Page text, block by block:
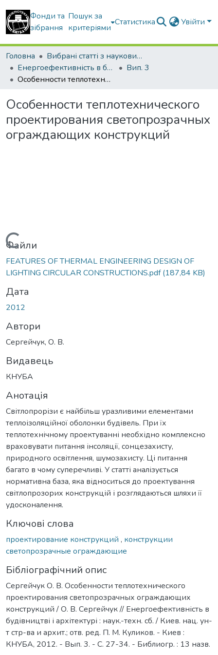
Фонди та
зібрання
Пошук за
критеріями
Статистика Увійти
Головна
Вибрані статті з наукових збірників КНУБА
Енергоефективність в будівництві та архітектурі
Вип. 3
Особенности теплотехнического проектирования светопрозрачных ограждающих конструкций
Особенности теплотехнического
проектирования светопрозрачных
ограждающих конструкций
Вантажиться...
Файли
FEATURES OF THERMAL ENGINEERING DESIGN OF
LIGHTING CIRCULAR CONSTRUCTIONS.pdf(187,84 KB)
Дата
2012
Автори
Сергейчук, О. В.
Видавець
КНУБА
Анотація
Світлопрорізи є найбільш уразливими елементами
теплоізоляційної оболонки будівель. При їх
теплотехнічному проектуванні необхідно комплексно
враховувати питання інсоляції, сонцезахисту,
природного освітлення, шумозахисту. Ці питання
багато в чому суперечливі. У статті аналізується
нормативна база, яка відноситься до проектування
світлопрозорих конструкцій і розглядаються шляхи її
удосконалення.
Ключові слова
проектирование конструкций , конструкции
светопрозрачные ограждающие
Бібліографічний опис
Сергейчук О. В. Особенности теплотехнического
проектирования светопрозрачных ограждающих
конструкций / О. В. Сергейчук // Енергоефективність в
будівництві і архітектурі : наук.-техн. сб. / Киев. нац. ун-
т стр-ва и архит.; отв. ред. П. М. Куликов. - Киев :
КНУБА, 2012. - Вып. 3. - С. 27-34. - Библиогр. : 13 назв.